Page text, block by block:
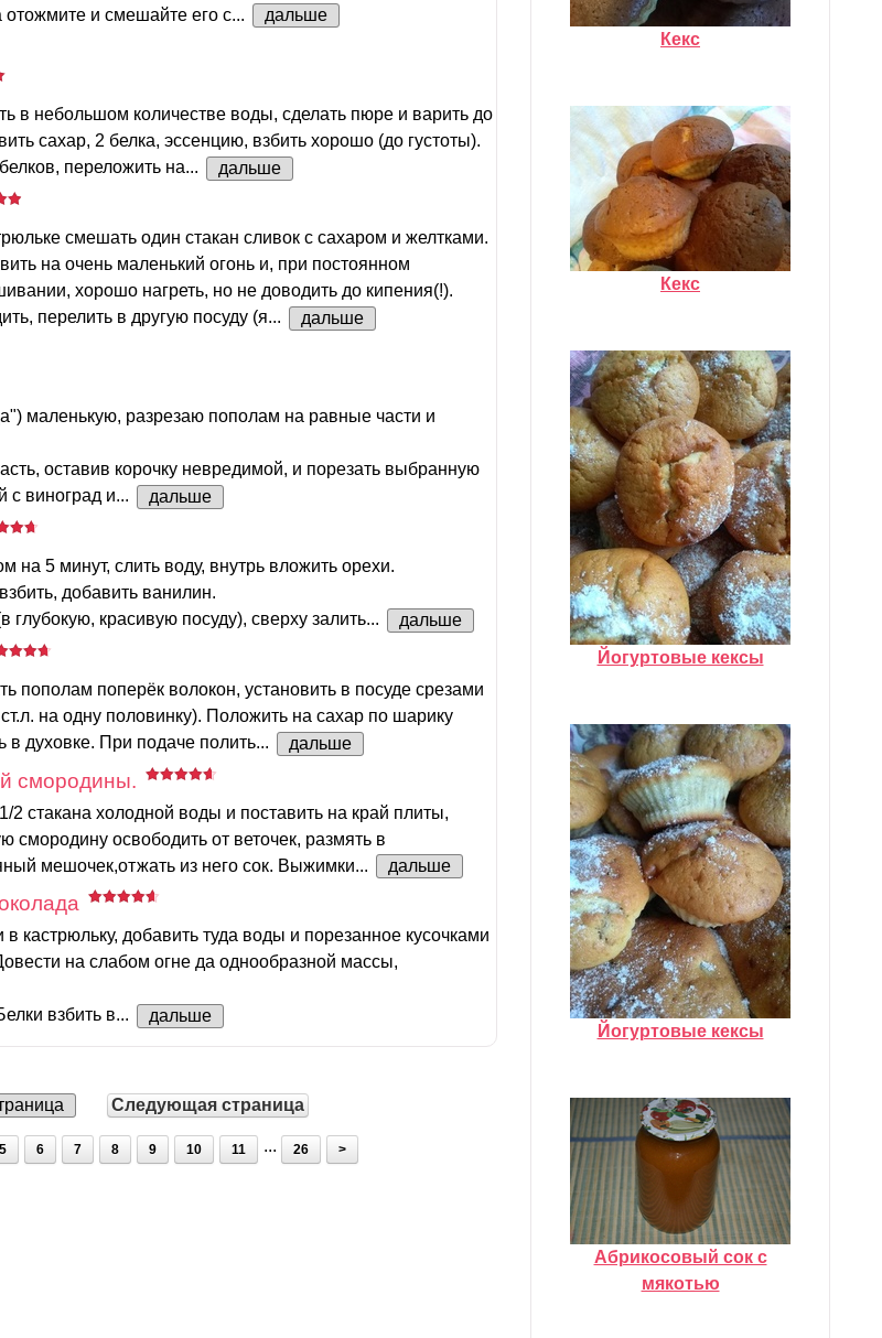
отожмите и смешайте его с...
дальше
в небольшом количестве воды, сделать пюре и варить до
сахар, 2 белка, эссенцию, взбить хорошо (до густоты).
переложить на...
дальше
смешать один стакан сливок с сахаром и желтками.
на очень маленький огонь и, при постоянном
хорошо нагреть, но не доводить до кипения(!).
перелить в другую посуду (я...
дальше
маленькую, разрезаю пополам на равные части и
оставив корочку невредимой, и порезать выбранную
с виноград и...
дальше
на 5 минут, слить воду, внутрь вложить орехи.
добавить ванилин.
глубокую, красивую посуду), сверху залить...
дальше
пополам поперёк волокон, установить в посуде срезами
на одну половинку). Положить на сахар по шарику
в духовке. При подаче полить...
дальше
смородины.
стакана холодной воды и поставить на край плиты,
смородину освободить от веточек, размять в
мешочек,отжать из него сок. Выжимки...
дальше
кастрюльку, добавить туда воды и порезанное кусочками
на слабом огне да однообразной массы,
взбить в...
дальше
Следующая страница
5 6 7 8 9 10 11 ... 26 >
Кекс
Кекс
Йогуртовые кексы
Йогуртовые кексы
Абрикосовый сок с
мякотью